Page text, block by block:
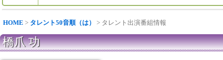
HOME > タレント50音順（は） > タレント出演番組情報
橋爪 功